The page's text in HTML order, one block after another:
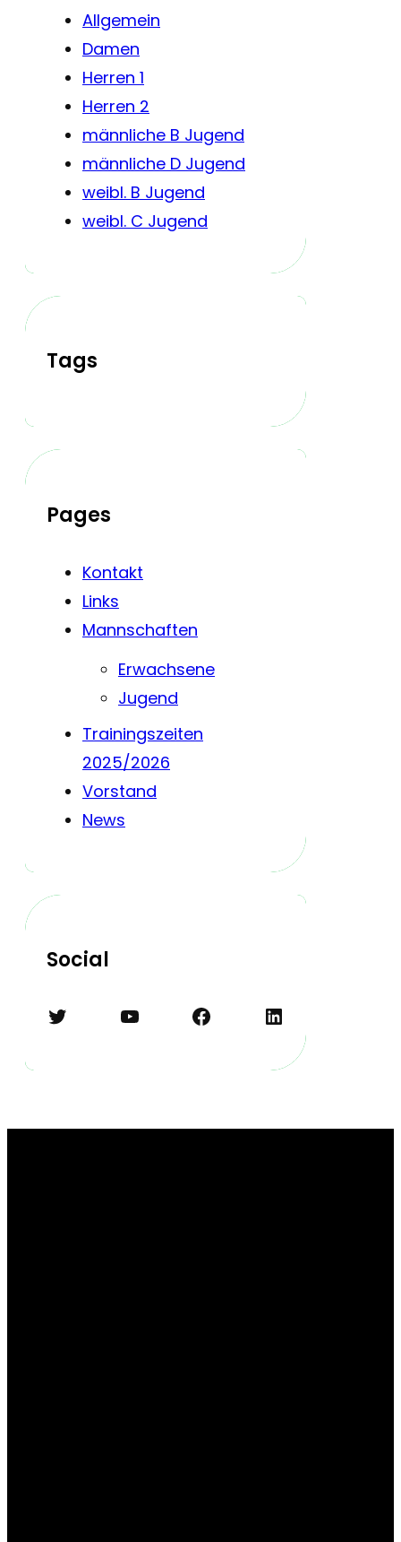
Allgemein
Damen
Herren 1
Herren 2
männliche B Jugend
männliche D Jugend
weibl. B Jugend
weibl. C Jugend
Tags
Pages
Kontakt
Links
Mannschaften
Erwachsene
Jugend
Trainingszeiten
2025/2026
Vorstand
News
Social
Twitter YouTube Facebook LinkedIn